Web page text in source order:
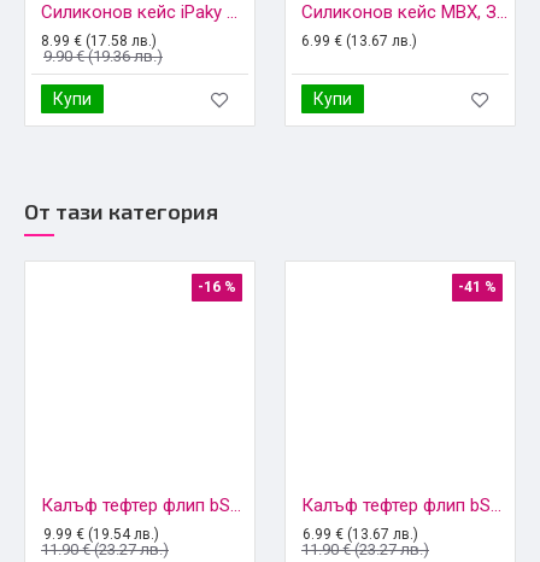
Силиконов кейс iPaky матиран, За Samsung Galaxy Note20 (N980F), Черен
8.99 € (17.58 лв.)
9.90 € (19.36 лв.)
Купи
Силиконов кейс MBX, За Samsung Galaxy Note20 (N980F), Прозрачен
6.99 € (13.67 лв.)
Купи
От тази категория
-16 %
Калъф тефтер флип bSmart Magnet Book страничен, За Xiaomi Redmi 9C, Черен
9.99 € (19.54 лв.)
11.90 € (23.27 лв.)
-41 %
Калъф тефтер флип bSmart Magnet Book страничен, За iPhone 6/6s, Черен
6.99 € (13.67 лв.)
11.90 € (23.27 лв.)